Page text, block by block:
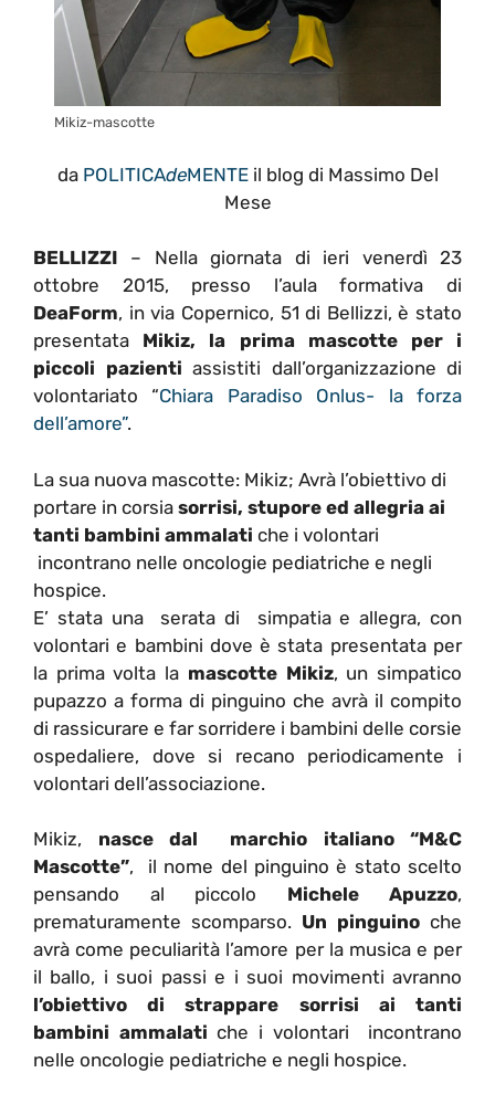
Mikiz-mascotte
da POLITICAdeMENTEil blog di Massimo Del
Mese
BELLIZZI – Nella giornata di ieri venerdì 23
ottobre 2015, presso l’aula formativa di
DeaForm, in via Copernico, 51 di Bellizzi, è stato
presentata Mikiz, la prima mascotte per i
piccoli pazienti assistiti dall’organizzazione di
volontariato “Chiara Paradiso Onlus- la forza
dell’amore”.
La sua nuova mascotte: Mikiz; Avrà l’obiettivo di
portare in corsia sorrisi, stupore ed allegria ai
tanti bambini ammalati che i volontari
incontrano nelle oncologie pediatriche e negli
hospice.
E’ stata una serata di simpatia e allegra, con
volontari e bambini dove è stata presentata per
la prima volta la mascotte Mikiz, un simpatico
pupazzo a forma di pinguino che avrà il compito
di rassicurare e far sorridere i bambini delle corsie
ospedaliere, dove si recano periodicamente i
volontari dell’associazione.
Mikiz, nasce dal marchio italiano “M&C
Mascotte”, il nome del pinguino è stato scelto
pensando al piccolo Michele Apuzzo,
prematuramente scomparso. Un pinguino che
avrà come peculiarità l’amore per la musica e per
il ballo, i suoi passi e i suoi movimenti avranno
l’obiettivo di strappare sorrisi ai tanti
bambini ammalati che i volontari incontrano
nelle oncologie pediatriche e negli hospice.